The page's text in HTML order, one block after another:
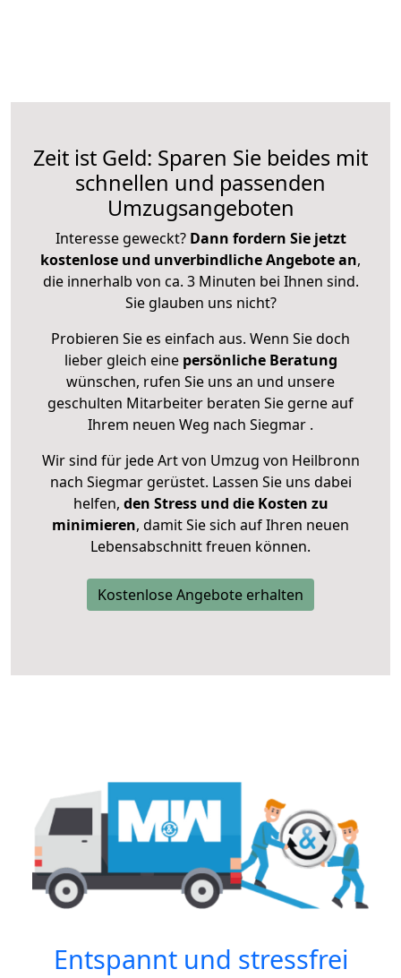
Zeit ist Geld: Sparen Sie beides mit
schnellen und passenden
Umzugsangeboten
Interesse geweckt? Dann fordern Sie jetzt
kostenlose und unverbindliche Angebote an,
die innerhalb von ca. 3 Minuten bei Ihnen sind.
Sie glauben uns nicht?
Probieren Sie es einfach aus. Wenn Sie doch
lieber gleich eine persönliche Beratung
wünschen, rufen Sie uns an und unsere
geschulten Mitarbeiter beraten Sie gerne auf
Ihrem neuen Weg nach Siegmar .
Wir sind für jede Art von Umzug von Heilbronn
nach Siegmar gerüstet. Lassen Sie uns dabei
helfen, den Stress und die Kosten zu
minimieren, damit Sie sich auf Ihren neuen
Lebensabschnitt freuen können.
Kostenlose Angebote erhalten
Entspannt und stressfrei